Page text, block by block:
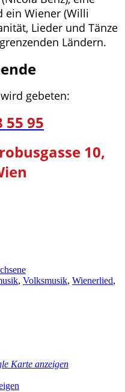
ein Wiener (Willi
Lieder und Tänze
Ländern.
gebeten:
55 95
10,
, Volksmusik, Wienerlied,
Karte anzeigen